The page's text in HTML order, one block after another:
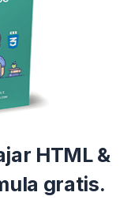
HTML &
gratis.